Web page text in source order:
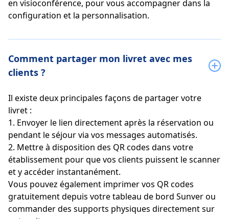
en visioconférence, pour vous accompagner dans la
configuration et la personnalisation.
Comment partager mon livret avec mes
clients ?
Il existe deux principales façons de partager votre
livret :
1. Envoyer le lien directement après la réservation ou
pendant le séjour via vos messages automatisés.
2. Mettre à disposition des QR codes dans votre
établissement pour que vos clients puissent le scanner
et y accéder instantanément.
Vous pouvez également imprimer vos QR codes
gratuitement depuis votre tableau de bord Sunver ou
commander des supports physiques directement sur